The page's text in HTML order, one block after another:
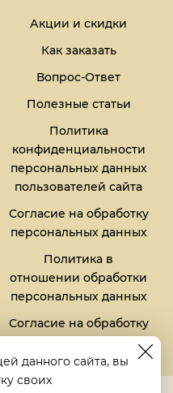
Акции и скидки
Как заказать
Вопрос-Ответ
Полезные статьи
Политика
конфиденциальности
персональных данных
пользователей сайта
Согласие на обработку
персональных данных
Политика в
отношении обработки
персональных данных
Согласие на обработку
файлов кукис (cookies)
данного сайта, вы
своих